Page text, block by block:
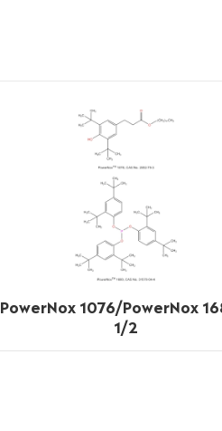
PowerNox 1076/PowerNox
1/2